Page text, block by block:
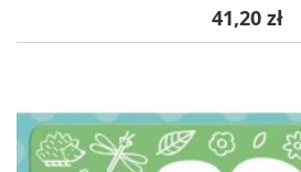
Cena
41,20 zł